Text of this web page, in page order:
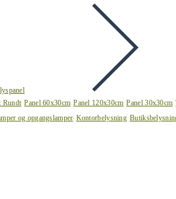
Rundt Panel 60x30cm Panel 120x30cm Panel 30x30cm
og opgangslamper Kontorbelysning